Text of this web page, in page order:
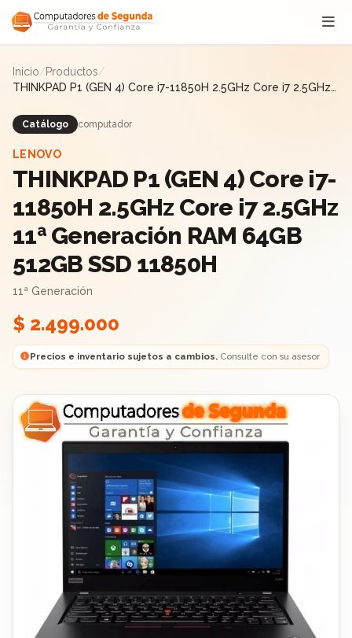
Saltar al contenido
Inicio/Productos/
THINKPAD P1 (GEN 4) Core i7-11850H 2.5GHz Core i7 2.5GHz
Catálogo computador
LENOVO
THINKPAD P1 (GEN 4) Core i7-
11850H 2.5GHz Core i7 2.5GHz
11ª Generación RAM 64GB
512GB SSD 11850H
11ª Generación
$ 2.499.000
Precios e inventario sujetos a cambios.Consulte con su asesor